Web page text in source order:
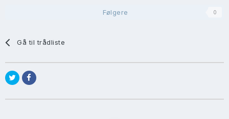
Følgere 0
Gå til trådliste